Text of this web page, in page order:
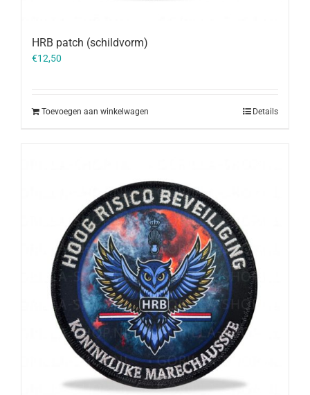
HRB patch (schildvorm)
€12,50
Toevoegen aan winkelwagen Details